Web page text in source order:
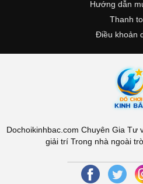
Hướng dẫn
Thanh
Điều khoản
Dochoikinhbac.com Chuyên Gia Tư
giải trí Trong nhà ngoài